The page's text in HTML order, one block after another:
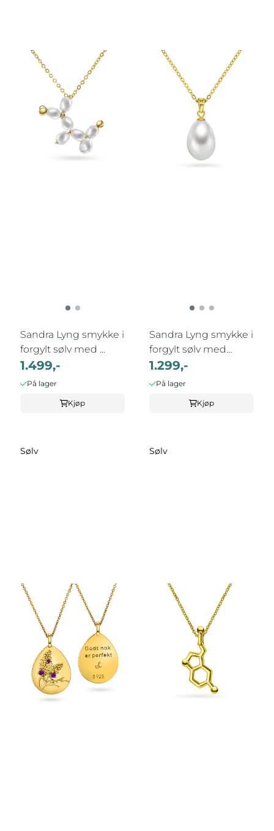
Sandra Lyng smykke i
forgylt sølv med ...
1.499,-
På lager
Kjøp
Sandra Lyng smykke i
forgylt sølv med
perle, ...
1.299,-
På lager
Kjøp
Sølv Sølv